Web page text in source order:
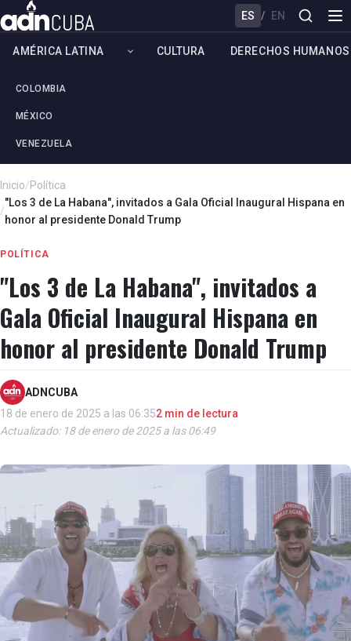
ES / EN
AMÉRICA LATINA
COLOMBIA
MÉXICO
VENEZUELA
CULTURA DERECHOS HUMANOS
Inicio/Política
/
"Los 3 de La Habana", invitados a Gala Oficial Inaugural Hispana en
honor al presidente Donald Trump
POLÍTICA
"Los 3 de La Habana", invitados a
Gala Oficial Inaugural Hispana en
honor al presidente Donald Trump
ADNCUBA
18 de enero de 2025 a las 06:352 min de lectura
Actualizado: 18 de enero de 2025 a las 06:49